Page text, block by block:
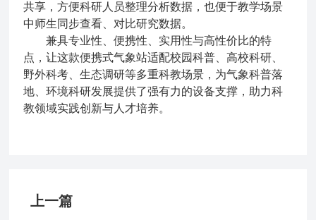
共享，方便科研人员整理分析数据，也便于教学场景
中师生同步查看、对比研究数据。
兼具专业性、便携性、实用性与高性价比的特
点，让这款便携式气象站适配校园科普、高校科研、
野外科考、生态调研等多重科教场景，为气象科普落
地、环境科研发展提供了强有力的设备支撑，助力科
教领域实践创新与人才培养。
上一篇